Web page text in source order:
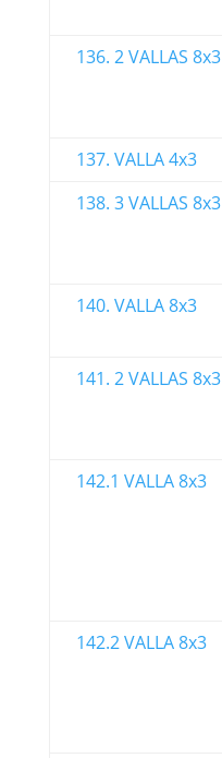
136. 2 VALLAS 8x3
137. VALLA 4x3
138. 3 VALLAS 8x3
140. VALLA 8x3
141. 2 VALLAS 8x3
142.1 VALLA 8x3
142.2 VALLA 8x3